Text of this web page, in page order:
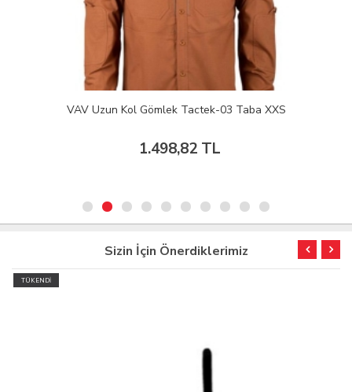
VAV Uzun Kol Gömlek Tactek-03 Taba XXS
1.498,82 TL
Sizin İçin Önerdiklerimiz
TÜKENDİ